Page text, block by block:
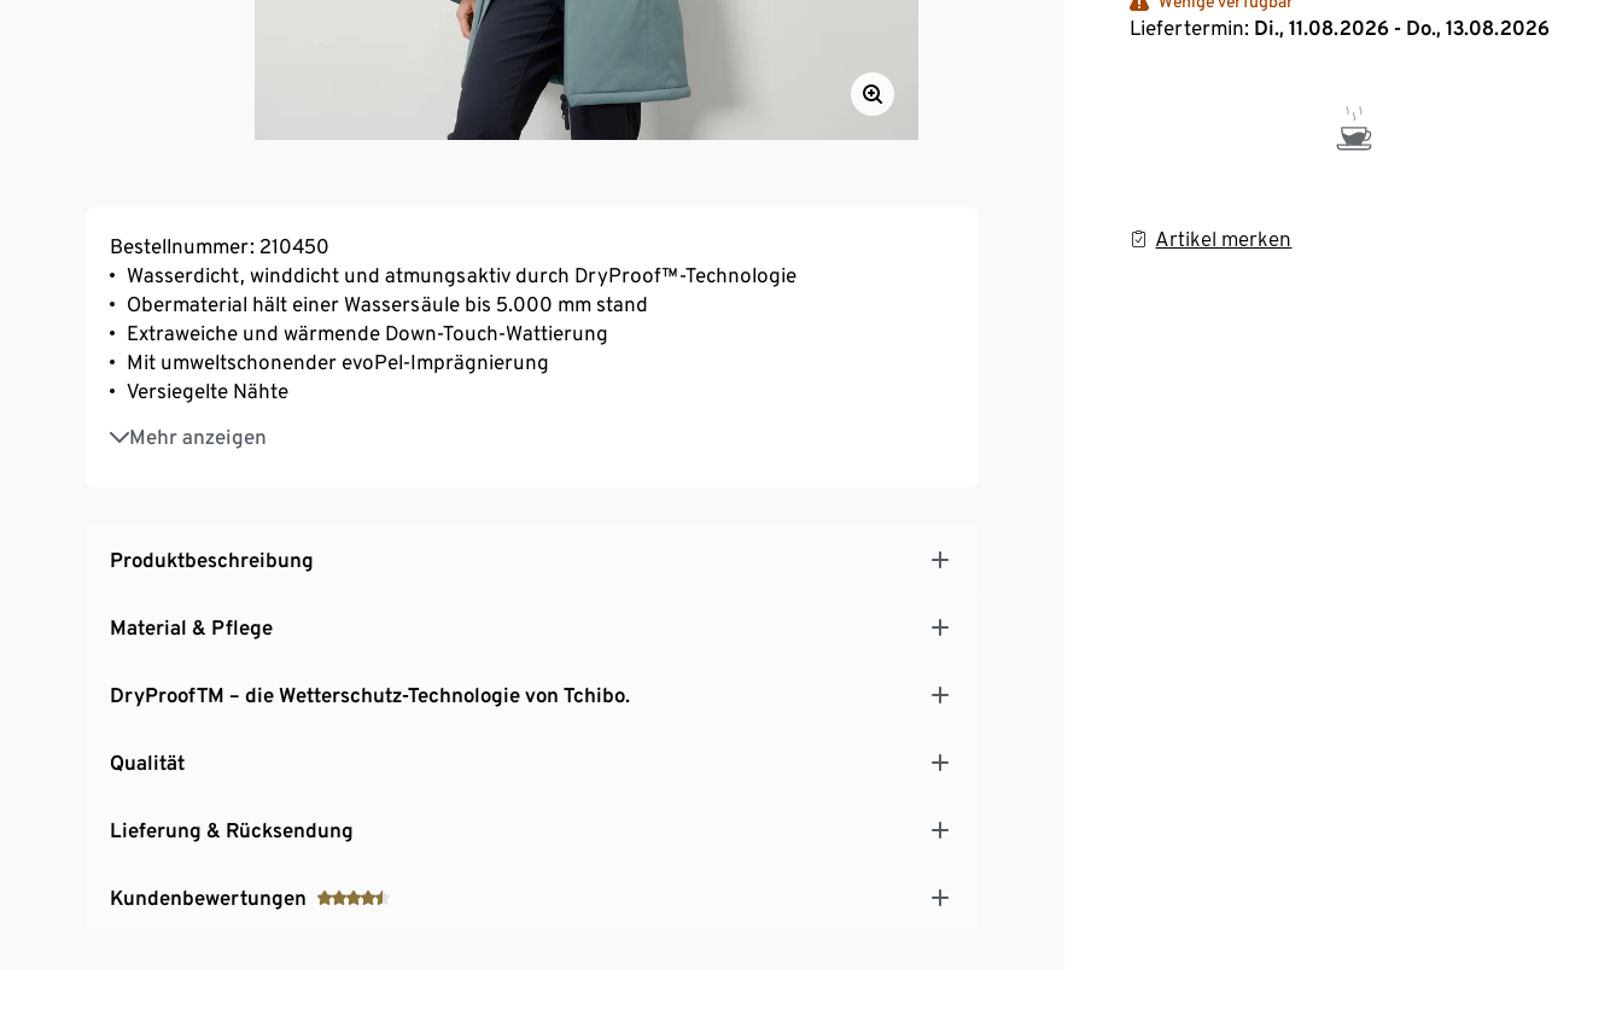
Liefertermin: Di., 11.08.2026 - Do., 13.08.2026
Artikel merken
Bestellnummer: 210450
Wasserdicht, winddicht und atmungsaktiv durch DryProof™-Technologie
Obermaterial hält einer Wassersäule bis 5.000 mm stand
Extraweiche und wärmende Down-Touch-Wattierung
Mit umweltschonender evoPel-Imprägnierung
Versiegelte Nähte
Mehr anzeigen
Weitenregulierung der Taille mit Kordelzug und Stopper
Weiten- und höhenverstellbare Kapuze
1 Reißverschluss-Brusttasche
Hinten etwas länger geschnitten
Produktbeschreibung
Material & Pflege
DryProofTM – die Wetterschutz-Technologie von Tchibo.
Qualität
Lieferung & Rücksendung
Kundenbewertungen